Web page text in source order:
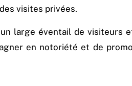
visites privées.
large éventail de visiteurs
en notoriété et de